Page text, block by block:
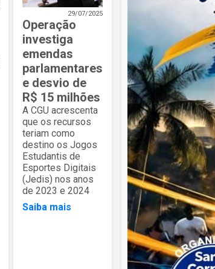
29/07/2025
Operação
investiga
emendas
parlamentares
e desvio de
R$ 15 milhões
A CGU acrescenta
que os recursos
teriam como
destino os Jogos
Estudantis de
Esportes Digitais
(Jedis) nos anos
de 2023 e 2024
Saiba mais